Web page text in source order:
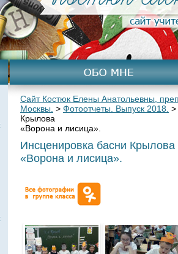
Сайт Костюк Елены Анатольевны,
Москвы. > Фотоотчеты. Выпуск 2018. >
Крылова
«Ворона и лисица».
Инсценировка басни Крылова
«Ворона и лисица».